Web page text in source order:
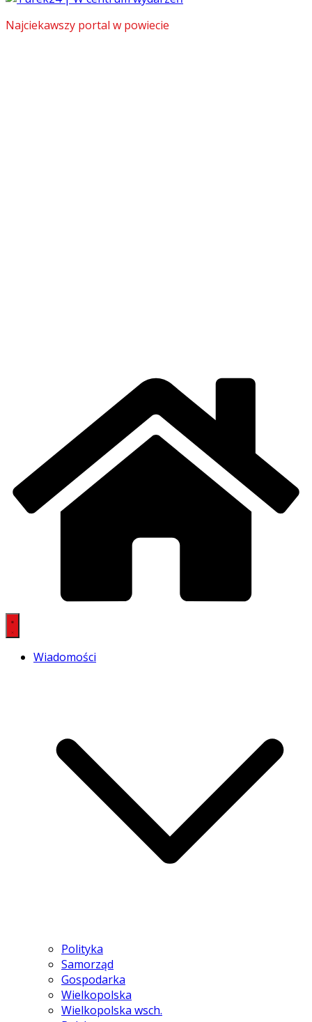
Najciekawszy portal w powiecie
Wiadomości
Polityka
Samorząd
Gospodarka
Wielkopolska
Wielkopolska wsch.